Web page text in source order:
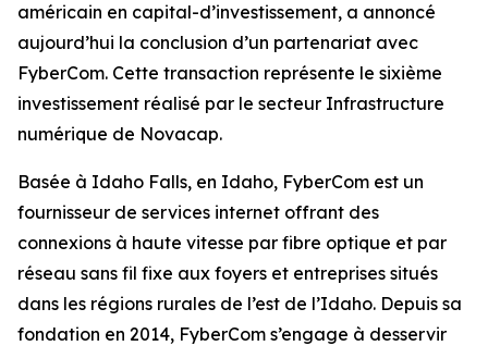
américain en capital-d’investissement, a annoncé
aujourd’hui la conclusion d’un partenariat avec
FyberCom. Cette transaction représente le sixième
investissement réalisé par le secteur Infrastructure
numérique de Novacap.
Basée à Idaho Falls, en Idaho, FyberCom est un
fournisseur de services internet offrant des
connexions à haute vitesse par fibre optique et par
réseau sans fil fixe aux foyers et entreprises situés
dans les régions rurales de l’est de l’Idaho. Depuis sa
fondation en 2014, FyberCom s’engage à desservir